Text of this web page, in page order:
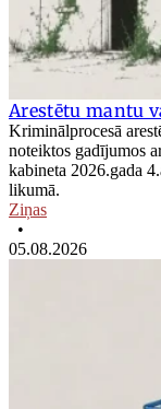
Arestētu mantu
Kriminālprocesā
noteiktos gadījumos
kabineta 2026.gada
likumā.
Ziņas
•
05.08.2026